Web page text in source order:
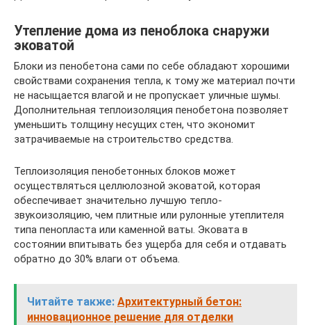
Утепление дома из пеноблока снаружи
эковатой
Блоки из пенобетона сами по себе обладают хорошими
свойствами сохранения тепла, к тому же материал почти
не насыщается влагой и не пропускает уличные шумы.
Дополнительная теплоизоляция пенобетона позволяет
уменьшить толщину несущих стен, что экономит
затрачиваемые на строительство средства.
Теплоизоляция пенобетонных блоков может
осуществляться целлюлозной эковатой, которая
обеспечивает значительно лучшую тепло-
звукоизоляцию, чем плитные или рулонные утеплителя
типа пенопласта или каменной ваты. Эковата в
состоянии впитывать без ущерба для себя и отдавать
обратно до 30% влаги от объема.
Читайте также: Архитектурный бетон:
инновационное решение для отделки